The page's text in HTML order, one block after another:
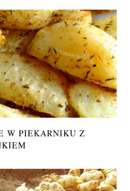
W PIEKARNIKU Z